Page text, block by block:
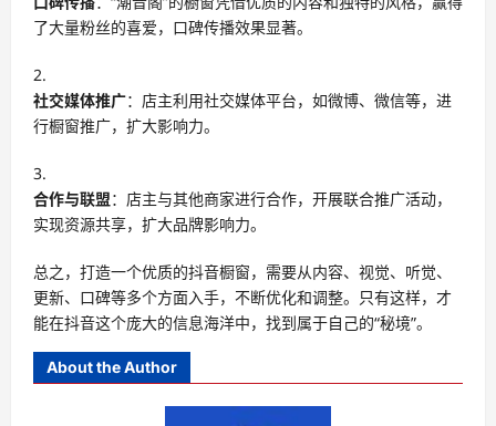
了大量粉丝的喜爱，口碑传播效果显著。
社交媒体推广：店主利用社交媒体平台，如微博、微信等，进
行橱窗推广，扩大影响力。
合作与联盟：店主与其他商家进行合作，开展联合推广活动，
实现资源共享，扩大品牌影响力。
总之，打造一个优质的抖音橱窗，需要从内容、视觉、听觉、
更新、口碑等多个方面入手，不断优化和调整。只有这样，才
能在抖音这个庞大的信息海洋中，找到属于自己的“秘境”。
About the Author